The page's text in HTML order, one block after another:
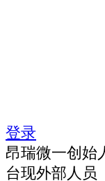
登录
昂瑞微一创始
台现外部人员